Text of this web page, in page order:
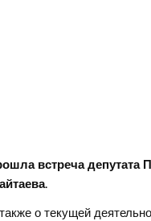
встреча депутата
.
о текущей